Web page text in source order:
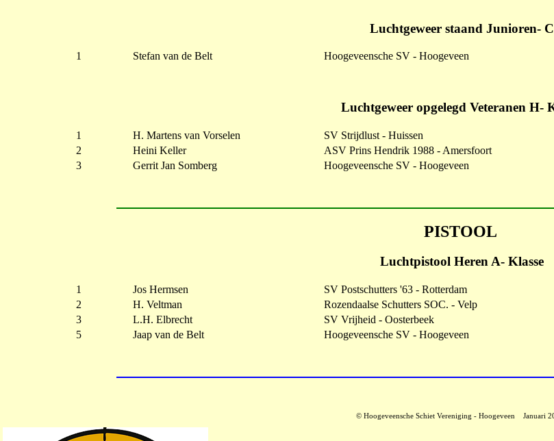
Luchtgeweer staand Junioren- C
1 Stefan van de Belt Hoogeveensche SV - Hoogeveen
Luchtgeweer opgelegd Veteranen H-
1 H. Martens van Vorselen SV Strijdlust - Huissen
2
Heini Keller ASV Prins Hendrik 1988 - Amersfoort
3
Gerrit Jan Somberg Hoogeveensche SV - Hoogeveen
PISTOOL
Luchtpistool Heren A- Klasse
1 Jos Hermsen SV Postschutters '63 - Rotterdam
2
H. Veltman Rozendaalse Schutters SOC. - Velp
3
L.H. Elbrecht SV Vrijheid - Oosterbeek
5
Jaap van de Belt Hoogeveensche SV - Hoogeveen
© Hoogeveensche Schiet Vereniging - Hoogeveen Januari